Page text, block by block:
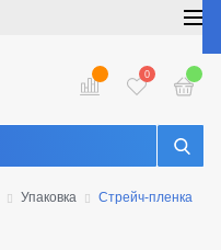
0
Упаковка Стрейч-пленка